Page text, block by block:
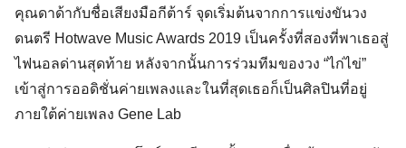
คุณดาด้ากับชื่อเสียงมือกีต้าร์ จุดเริ่มต้นจากการแข่งขันวง
ดนตรี Hotwave Music Awards 2019 เป็นครั้งที่สองที่พาเธอสู่
ไฟนอลด่านสุดท้าย หลังจากนั้นการร่วมทีมของวง “ไก่ไข่”
เข้าสู่การออดิชั่นค่ายเพลงและในที่สุดเธอก็เป็นศิลปินที่อยู่
ภายใต้ค่ายเพลง Gene Lab